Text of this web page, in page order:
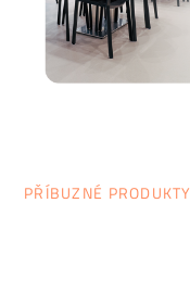
PŘÍBUZNÉ PRODUKTY